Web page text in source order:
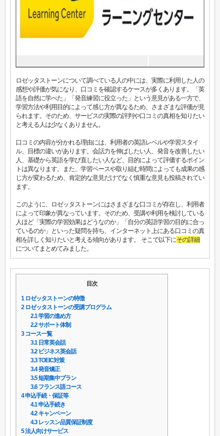
ロゼッタストーンについて調べている人の中には、実際に利用した人の
感想や評価が気になり、口コミを確認するケースが多くあります。「英
語を自然に学べた」「発音練習に役立った」という意見がある一方で、
学習方法や利用目的によって感じ方が異なるため、さまざまな評価が見
られます。そのため、サービスの実際の評判や口コミの真相を知りたい
と考える人は少なくありません。
口コミの内容が分かれる理由には、利用者の英語レベルや学習スタイ
ル、目標の違いがあります。会話力を伸ばしたい人、発音を改善したい
人、基礎から英語を学び直したい人など、目的によって評価するポイン
トは異なります。また、学習ペースや取り組む時間によっても成果の感
じ方が変わるため、肯定的な意見だけでなく慎重な意見も投稿されてい
ます。
このように、ロゼッタストーンにはさまざまな口コミが存在し、利用者
によって印象が異なっています。そのため、受講や利用を検討している
人ほど「実際の学習効果はどうなのか」「自分の英語学習の目的に合っ
ているのか」といった疑問を持ち、インターネット上にある口コミの真
相を詳しく知りたいと考える傾向があります。 そこで以下にその詳細
についてまとめてみました。
目次
1ロゼッタストーンの特徴
2ロゼッタストーンの受講プログラム
2.1学習の進め方
2.2サポート体制
3コース一覧
3.1日常英会話
3.2ビジネス英会話
3.3TOEIC対策
3.4発音矯正
3.5短期集中プラン
3.6フランス語コース
4申込手続・保証等
4.1申込手続き
4.2キャンペーン
4.3レッスン品質保証制度
5法人向けサービス